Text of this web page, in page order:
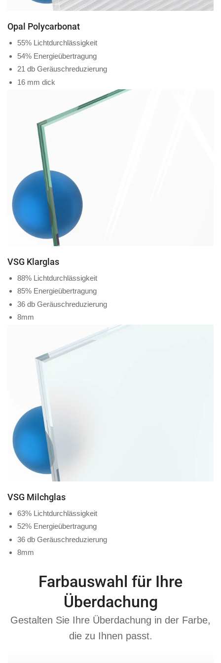
Opal Polycarbonat
55% Lichtdurchlässigkeit
54% Energieübertragung
21 db Geräuschreduzierung
16 mm dick
VSG Klarglas
88% Lichtdurchlässigkeit
85% Energieübertragung
36 db Geräuschreduzierung
8mm
VSG Milchglas
63% Lichtdurchlässigkeit
52% Energieübertragung
36 db Geräuschreduzierung
8mm
Farbauswahl für Ihre
Überdachung
Gestalten Sie Ihre Überdachung in der Farbe,
die zu Ihnen passt.